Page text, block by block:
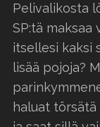
Pelivalikosta
SP:tä maksaa
itsellesi kaksi
lisää pojoja?
haluat